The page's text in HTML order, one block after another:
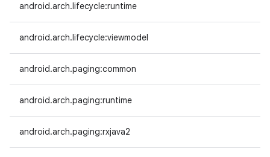
android.arch.lifecycle:runtime
android.arch.lifecycle:viewmodel
android.arch.paging:common
android.arch.paging:runtime
android.arch.paging:rxjava2